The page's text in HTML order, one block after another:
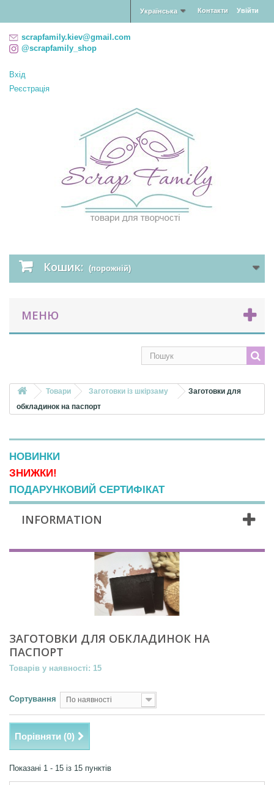
Увійти
Контакти
Українська
scrapfamily.kiev@gmail.com
@scrapfamily_shop
Вхід
Реєстрація
Кошик: (порожній)
МЕНЮ
Товари Заготовки із шкірзаму
Заготовки для
обкладинок на паспорт
НОВИНКИ
ЗНИЖКИ!
ПОДАРУНКОВИЙ СЕРТИФІКАТ
INFORMATION
ЗАГОТОВКИ ДЛЯ ОБКЛАДИНОК НА
ПАСПОРТ
Товарів у наявності: 15
Сортування По наявності
Порівняти (0)
Показані 1 - 15 із 15 пунктів